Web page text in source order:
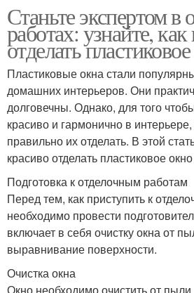
Станьте экспертом в
работах: узнайте,
отделать
Пластиковые окна стали
домашних интерьеров. Они
долговечны. Однако, для того
красиво и гармонично в
правильно их отделать. В этой
красиво отделать пластиковое
Подготовка к отделочным работам
Перед тем, как приступить к
необходимо провести
включает в себя очистку окна от
выравнивание поверхности.
Очистка окна